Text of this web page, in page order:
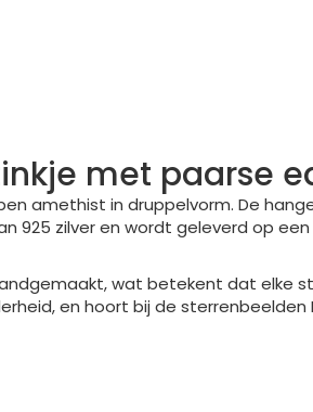
met paarse
amethist in druppelvorm. De
zilver en wordt geleverd op
wat betekent dat elke
en hoort bij de sterrenbeelden